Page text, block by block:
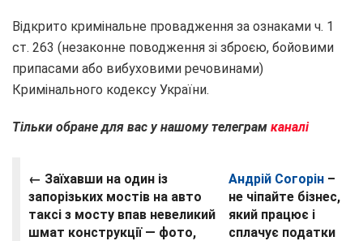
Відкрито кримінальне провадження за ознаками ч. 1
ст. 263 (незаконне поводження зі зброєю, бойовими
припасами або вибуховими речовинами)
Кримінального кодексу України.
Тільки обране для вас у нашому телеграм каналі
← Заїхавши на один із
запорізьких мостів на авто
таксі з мосту впав невеликий
шмат конструкції — фото,
Андрій Согорін –
не чіпайте бізнес,
який працює і
сплачує податки